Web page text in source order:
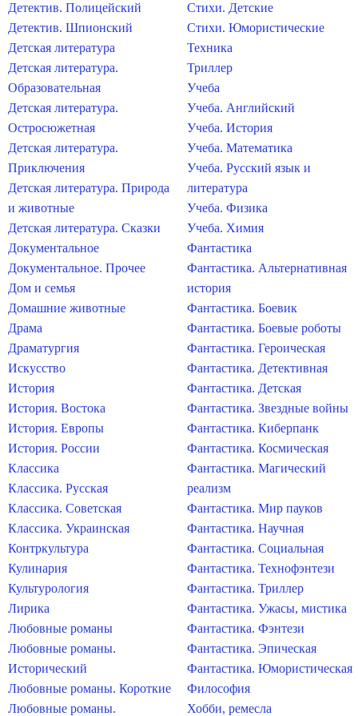
Детектив. Полицейский
Детектив. Шпионский
Детская литература
Детская литература.
Образовательная
Детская литература.
Остросюжетная
Детская литература.
Приключения
Детская литература. Природа
и животные
Детская литература. Сказки
Документальное
Документальное. Прочее
Дом и семья
Домашние животные
Драма
Драматургия
Искусство
История
История. Востока
История. Европы
История. России
Классика
Классика. Русская
Классика. Советская
Классика. Украинская
Контркультура
Кулинария
Культурология
Лирика
Любовные романы
Любовные романы.
Исторический
Любовные романы. Короткие
Любовные романы.
Стихи. Детские
Стихи. Юмористические
Техника
Триллер
Учеба
Учеба. Английский
Учеба. История
Учеба. Математика
Учеба. Русский язык и
литература
Учеба. Физика
Учеба. Химия
Фантастика
Фантастика. Альтернативная
история
Фантастика. Боевик
Фантастика. Боевые роботы
Фантастика. Героическая
Фантастика. Детективная
Фантастика. Детская
Фантастика. Звездные войны
Фантастика. Киберпанк
Фантастика. Космическая
Фантастика. Магический
реализм
Фантастика. Мир пауков
Фантастика. Научная
Фантастика. Социальная
Фантастика. Технофэнтези
Фантастика. Триллер
Фантастика. Ужасы, мистика
Фантастика. Фэнтези
Фантастика. Эпическая
Фантастика. Юмористическая
Философия
Хобби, ремесла